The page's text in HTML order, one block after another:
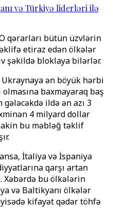
və Türkiyə liderləri ilə
qərarları bütün üzvlərin
etiraz edən ölkələr
şəkildə bloklaya bilərlər.
ən böyük hərbi
baxmayaraq baş
gələcəkdə ildə ən azı 3
4 milyard dollar
bu məbləğ təklif
İtaliya və İspaniya
qarşı artan
bu ölkələrin
və Baltikyanı ölkələr
kifayət qədər töhfə